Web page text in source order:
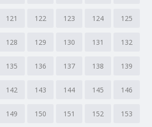
121 122 123 124 125
128 129 130 131 132
135 136 137 138 139
142 143 144 145 146
149 150 151 152 153